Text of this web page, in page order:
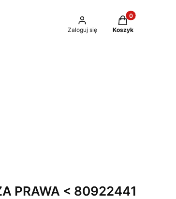
Zaloguj się
Produkty w
Koszyk
PRAWA < 80922441